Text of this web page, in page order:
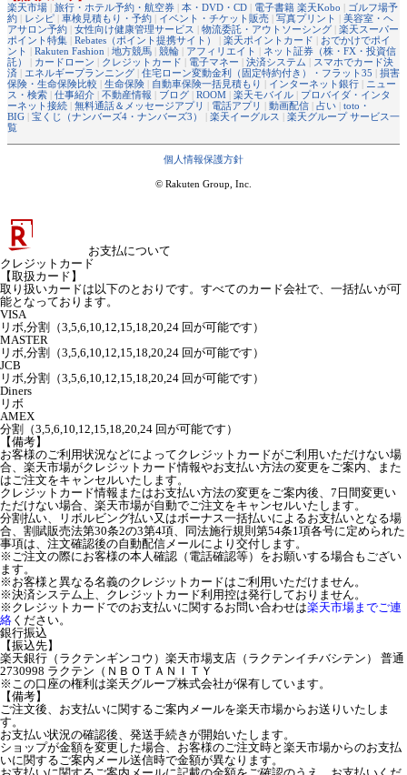
楽天市場 | 旅行・ホテル予約・航空券 | 本・DVD・CD | 電子書籍 楽天Kobo | ゴルフ場予
約 | レシピ | 車検見積もり・予約 | イベント・チケット販売 | 写真プリント | 美容室・ヘ
アサロン予約 | 女性向け健康管理サービス | 物流委託・アウトソーシング | 楽天スーパー
ポイント特集 | Rebates（ポイント提携サイト） | 楽天ポイントカード | おでかけでポイ
ント | Rakuten Fashion | 地方競馬 | 競輪 | アフィリエイト | ネット証券（株・FX・投資信
託）
| カードローン | クレジットカード | 電子マネー | 決済システム | スマホでカード決
済 | エネルギープランニング | 住宅ローン変動金利（固定特約付き）・フラット35 | 損害
保険・生命保険比較 | 生命保険 | 自動車保険一括見積もり | インターネット銀行 | ニュー
ス・検索 | 仕事紹介 | 不動産情報 | ブログ | ROOM | 楽天モバイル | プロバイダ・インタ
ーネット接続 | 無料通話＆メッセージアプリ | 電話アプリ | 動画配信 | 占い | toto・
BIG | 宝くじ（ナンバーズ4・ナンバーズ3） | 楽天イーグルス | 楽天グループ サービス一
覧
個人情報保護方針
© Rakuten Group, Inc.
お支払について
クレジットカード
【取扱カード】
取り扱いカードは以下のとおりです。すべてのカード会社で、一括払いが可
能となっております。
VISA
リボ,分割（3,5,6,10,12,15,18,20,24 回が可能です）
MASTER
リボ,分割（3,5,6,10,12,15,18,20,24 回が可能です）
JCB
リボ,分割（3,5,6,10,12,15,18,20,24 回が可能です）
Diners
リボ
AMEX
分割（3,5,6,10,12,15,18,20,24 回が可能です）
【備考】
お客様のご利用状況などによってクレジットカードがご利用いただけない場
合、楽天市場がクレジットカード情報やお支払い方法の変更をご案内、また
はご注文をキャンセルいたします。
クレジットカード情報またはお支払い方法の変更をご案内後、7日間変更い
ただけない場合、楽天市場が自動でご注文をキャンセルいたします。
分割払い、リボルビング払い又はボーナス一括払いによるお支払いとなる場
合、割賦販売法第30条2の3第4項、同法施行規則第54条1項各号に定められた
事項は、注文確認後の自動配信メールにより交付します。
※ご注文の際にお客様の本人確認（電話確認等）をお願いする場合もござい
ます。
※お客様と異なる名義のクレジットカードはご利用いただけません。
※決済システム上、クレジットカード利用控は発行しておりません。
※クレジットカードでのお支払いに関するお問い合わせは楽天市場までご連
絡 ください。
銀行振込
【振込先】
楽天銀行（ラクテンギンコウ）楽天市場支店（ラクテンイチバシテン） 普通
2730998 ラクテン（ＮＢＯＴＡＮＩＴＹ
※この口座の権利は楽天グループ株式会社が保有しています。
【備考】
ご注文後、お支払いに関するご案内メールを楽天市場からお送りいたしま
す。
お支払い状況の確認後、発送手続きが開始いたします。
ショップが金額を変更した場合、お客様のご注文時と楽天市場からのお支払
いに関するご案内メール送信時で金額が異なります。